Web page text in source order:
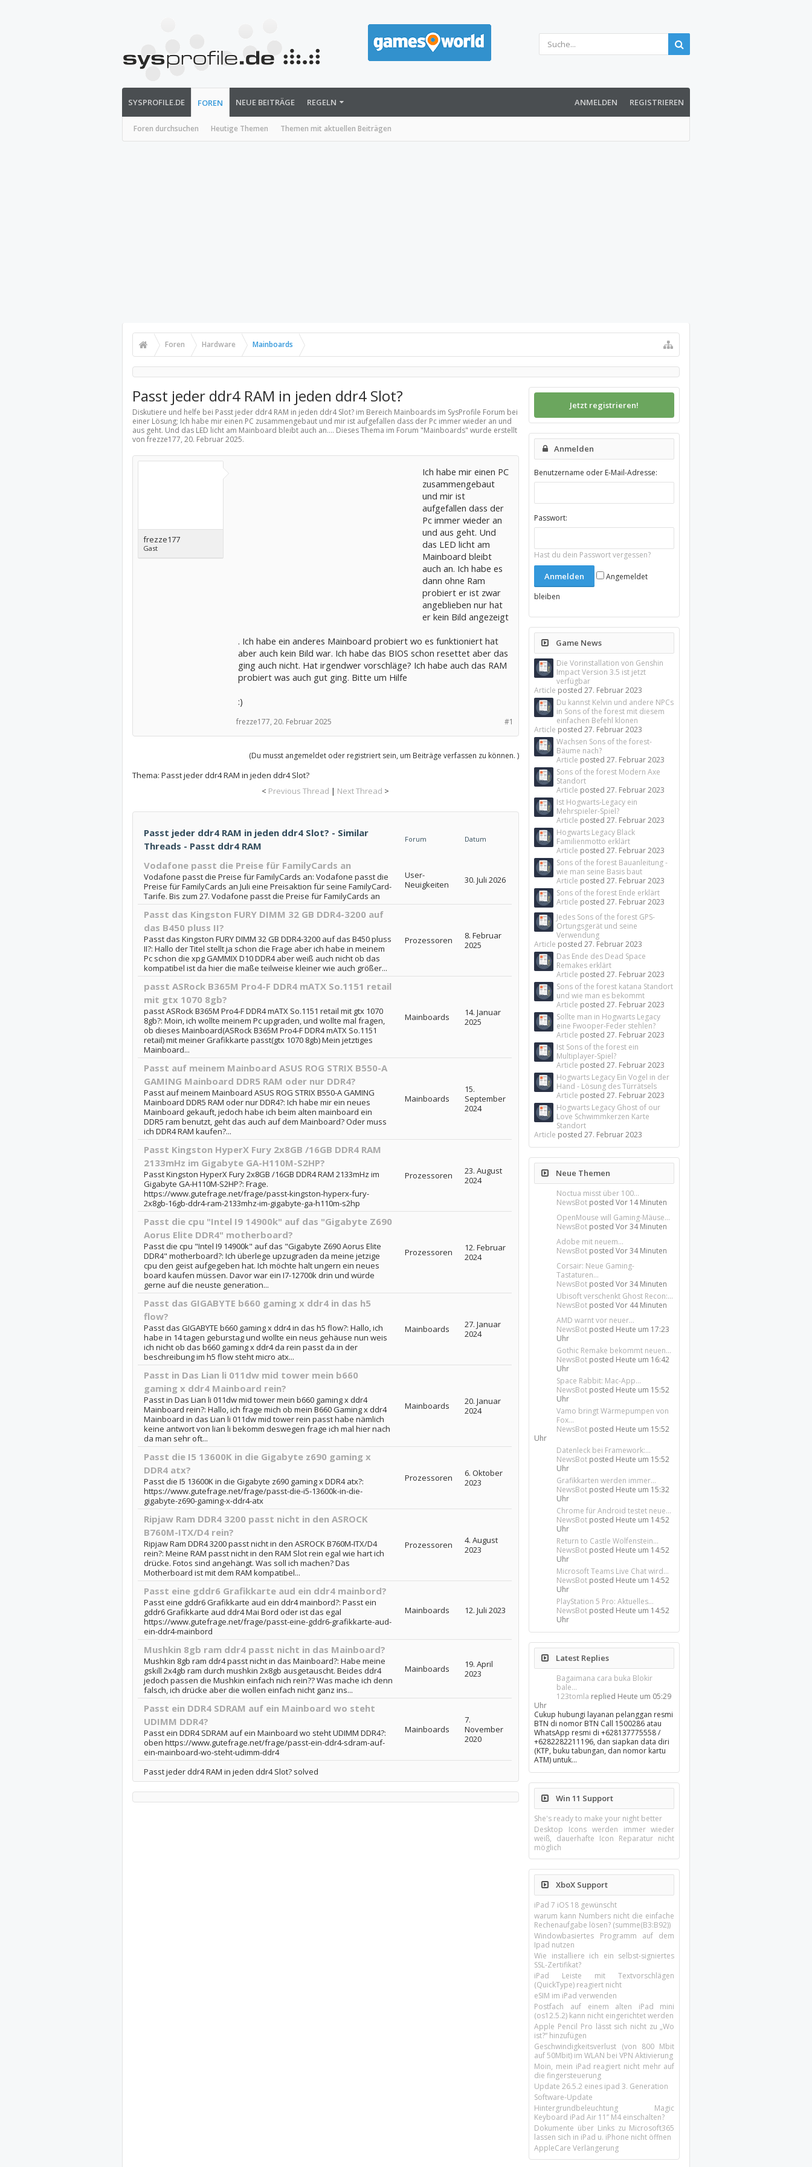
SYSPROFILE.DE FOREN
Foren durchsuchen Heutige Themen Themen mit aktuellen Beiträgen
NEUE BEITRÄGE REGELN ANMELDEN REGISTRIEREN
Foren Hardware Mainboards
Passt jeder ddr4 RAM in jeden ddr4 Slot?
Diskutiere und helfe bei Passt jeder ddr4 RAM in jeden ddr4 Slot? im Bereich Mainboardsim SysProfile Forum bei
einer Lösung; Ich habe mir einen PC zusammengebaut und mir ist aufgefallen dass der Pc immer wieder an und
aus geht. Und das LED licht am Mainboard bleibt auch an.... Dieses Thema im Forum "Mainboards" wurde erstellt
von frezze177, 20. Februar 2025.
frezze177
Gast
Ich habe mir einen PC
zusammengebaut
und mir ist
aufgefallen dass der
Pc immer wieder an
und aus geht. Und
das LED licht am
Mainboard bleibt
auch an. Ich habe es
dann ohne Ram
probiert er ist zwar
angeblieben nur hat
er kein Bild angezeigt
. Ich habe ein anderes Mainboard probiert wo es funktioniert hat
aber auch kein Bild war. Ich habe das BIOS schon resettet aber das
ging auch nicht. Hat irgendwer vorschläge? Ich habe auch das RAM
probiert was auch gut ging. Bitte um Hilfe
:)
#1
frezze177, 20. Februar 2025
(Du musst angemeldet oder registriert sein, um Beiträge verfassen zu können. )
Thema: Passt jeder ddr4 RAM in jeden ddr4 Slot?
< Previous Thread | Next Thread >
Passt jeder ddr4 RAM in jeden ddr4 Slot? - Similar
Threads - Passt ddr4 RAM
Forum Datum
Vodafone passt die Preise für FamilyCards an
Vodafone passt die Preise für FamilyCards an: Vodafone passt die
Preise für FamilyCards an Juli eine Preisaktion für seine FamilyCard-
Tarife. Bis zum 27. Vodafone passt die Preise für FamilyCards an
User-
Neuigkeiten
30. Juli 2026
Passt das Kingston FURY DIMM 32 GB DDR4-3200 auf
das B450 pluss II?
Passt das Kingston FURY DIMM 32 GB DDR4-3200 auf das B450 pluss
II?: Hallo der Titel stellt ja schon die Frage aber ich habe in meinem
Pc schon die xpg GAMMIX D10 DDR4 aber weiß auch nicht ob das
kompatibel ist da hier die maße teilweise kleiner wie auch größer...
Prozessoren
8. Februar
2025
passt ASRock B365M Pro4-F DDR4 mATX So.1151 retail
mit gtx 1070 8gb?
passt ASRock B365M Pro4-F DDR4 mATX So.1151 retail mit gtx 1070
8gb?: Moin, ich wollte meinem Pc upgraden, und wollte mal fragen,
ob dieses Mainboard(ASRock B365M Pro4-F DDR4 mATX So.1151
retail) mit meiner Grafikkarte passt(gtx 1070 8gb) Mein jetztiges
Mainboard...
Mainboards
14. Januar
2025
Passt auf meinem Mainboard ASUS ROG STRIX B550-A
GAMING Mainboard DDR5 RAM oder nur DDR4?
Passt auf meinem Mainboard ASUS ROG STRIX B550-A GAMING
Mainboard DDR5 RAM oder nur DDR4?: Ich habe mir ein neues
Mainboard gekauft, jedoch habe ich beim alten mainboard ein
DDR5 ram benutzt, geht das auch auf dem Mainboard? Oder muss
ich DDR4 RAM kaufen?...
Mainboards
15.
September
2024
Passt Kingston HyperX Fury 2x8GB /16GB DDR4 RAM
2133mHz im Gigabyte GA-H110M-S2HP?
Passt Kingston HyperX Fury 2x8GB /16GB DDR4 RAM 2133mHz im
Gigabyte GA-H110M-S2HP?: Frage.
https://www.gutefrage.net/frage/passt-kingston-hyperx-fury-
2x8gb-16gb-ddr4-ram-2133mhz-im-gigabyte-ga-h110m-s2hp
Prozessoren
23. August
2024
Passt die cpu "Intel I9 14900k" auf das "Gigabyte Z690
Aorus Elite DDR4" motherboard?
Passt die cpu "Intel I9 14900k" auf das "Gigabyte Z690 Aorus Elite
DDR4" motherboard?: Ich überlege upzugraden da meine jetzige
cpu den geist aufgegeben hat. Ich möchte halt ungern ein neues
board kaufen müssen. Davor war ein I7-12700k drin und würde
gerne auf die neuste generation...
Prozessoren
12. Februar
2024
Passt das GIGABYTE b660 gaming x ddr4 in das h5
flow?
Passt das GIGABYTE b660 gaming x ddr4 in das h5 flow?: Hallo, ich
habe in 14 tagen geburstag und wollte ein neus gehäuse nun weis
ich nicht ob das b660 gaming x ddr4 da rein passt da in der
beschreibung im h5 flow steht micro atx...
Mainboards
27. Januar
2024
Passt in Das Lian li 011dw mid tower mein b660
gaming x ddr4 Mainboard rein?
Passt in Das Lian li 011dw mid tower mein b660 gaming x ddr4
Mainboard rein?: Hallo, ich frage mich ob mein B660 Gaming x ddr4
Mainboard in das Lian li 011dw mid tower rein passt habe nämlich
keine antwort von lian li bekomm deswegen frage ich mal hier nach
da man sehr oft...
Mainboards
20. Januar
2024
Passt die I5 13600K in die Gigabyte z690 gaming x
DDR4 atx?
Passt die I5 13600K in die Gigabyte z690 gaming x DDR4 atx?:
https://www.gutefrage.net/frage/passt-die-i5-13600k-in-die-
gigabyte-z690-gaming-x-ddr4-atx
Prozessoren
6. Oktober
2023
Ripjaw Ram DDR4 3200 passt nicht in den ASROCK
B760M-ITX/D4 rein?
Ripjaw Ram DDR4 3200 passt nicht in den ASROCK B760M-ITX/D4
rein?: Meine RAM passt nicht in den RAM Slot rein egal wie hart ich
drücke. Fotos sind angehängt. Was soll ich machen? Das
Motherboard ist mit dem RAM kompatibel...
Prozessoren
4. August
2023
Passt eine gddr6 Grafikkarte aud ein ddr4 mainbord?
Passt eine gddr6 Grafikkarte aud ein ddr4 mainbord?: Passt ein
gddr6 Grafikkarte aud ddr4 Mai Bord oder ist das egal
https://www.gutefrage.net/frage/passt-eine-gddr6-grafikkarte-aud-
ein-ddr4-mainbord
Mainboards 12. Juli 2023
Mushkin 8gb ram ddr4 passt nicht in das Mainboard?
Mushkin 8gb ram ddr4 passt nicht in das Mainboard?: Habe meine
gskill 2x4gb ram durch mushkin 2x8gb ausgetauscht. Beides ddr4
jedoch passen die Mushkin einfach nich rein?? Was mache ich denn
falsch, ich drücke aber die wollen einfach nicht ganz ins...
Mainboards
19. April
2023
Passt ein DDR4 SDRAM auf ein Mainboard wo steht
UDIMM DDR4?
Passt ein DDR4 SDRAM auf ein Mainboard wo steht UDIMM DDR4?:
oben https://www.gutefrage.net/frage/passt-ein-ddr4-sdram-auf-
ein-mainboard-wo-steht-udimm-ddr4
Mainboards
7.
November
2020
Passt jeder ddr4 RAM in jeden ddr4 Slot? solved
Jetzt registrieren!
Anmelden
Benutzername oder E-Mail-Adresse:
Passwort:
Hast du dein Passwort vergessen?
Angemeldet
bleiben
Game News
Die Vorinstallation von Genshin
Impact Version 3.5 ist jetzt
verfügbar
Article posted27. Februar 2023
Du kannst Kelvin und andere NPCs
in Sons of the forest mit diesem
einfachen Befehl klonen
Article posted27. Februar 2023
Wachsen Sons of the forest-
Bäume nach?
Article posted27. Februar 2023
Sons of the forest Modern Axe
Standort
Article posted27. Februar 2023
Ist Hogwarts-Legacy ein
Mehrspieler-Spiel?
Article posted27. Februar 2023
Hogwarts Legacy Black
Familienmotto erklärt
Article posted27. Februar 2023
Sons of the forest Bauanleitung -
wie man seine Basis baut
Article posted27. Februar 2023
Sons of the forest Ende erklärt
Article posted27. Februar 2023
Jedes Sons of the forest GPS-
Ortungsgerät und seine
Verwendung
Article posted27. Februar 2023
Das Ende des Dead Space
Remakes erklärt
Article posted27. Februar 2023
Sons of the forest katana Standort
und wie man es bekommt
Article posted27. Februar 2023
Sollte man in Hogwarts Legacy
eine Fwooper-Feder stehlen?
Article posted27. Februar 2023
Ist Sons of the forest ein
Multiplayer-Spiel?
Article posted27. Februar 2023
Hogwarts Legacy Ein Vogel in der
Hand - Lösung des Türrätsels
Article posted27. Februar 2023
Hogwarts Legacy Ghost of our
Love Schwimmkerzen Karte
Standort
Article posted27. Februar 2023
Neue Themen
Noctua misst über 100...
NewsBot postedVor 14 Minuten
OpenMouse will Gaming-Mäuse...
NewsBot postedVor 34 Minuten
Adobe mit neuem...
NewsBot postedVor 34 Minuten
Corsair: Neue Gaming-
Tastaturen...
NewsBot postedVor 34 Minuten
Ubisoft verschenkt Ghost Recon:...
NewsBot postedVor 44 Minuten
AMD warnt vor neuer...
NewsBot posted Heute um 17:23
Uhr
Gothic Remake bekommt neuen...
NewsBot posted Heute um 16:42
Uhr
Space Rabbit: Mac-App...
NewsBot posted Heute um 15:52
Uhr
Vamo bringt Wärmepumpen von
Fox...
NewsBot posted Heute um 15:52
Uhr
Datenleck bei Framework:...
NewsBot posted Heute um 15:52
Uhr
Grafikkarten werden immer...
NewsBot posted Heute um 15:32
Uhr
Chrome für Android testet neue...
NewsBot posted Heute um 14:52
Uhr
Return to Castle Wolfenstein...
NewsBot posted Heute um 14:52
Uhr
Microsoft Teams Live Chat wird...
NewsBot posted Heute um 14:52
Uhr
PlayStation 5 Pro: Aktuelles...
NewsBot posted Heute um 14:52
Uhr
Latest Replies
Bagaimana cara buka Blokir
bale...
123tomla replied Heute um 05:29
Uhr
Cukup hubungi layanan pelanggan resmi
BTN di nomor BTN Call 1500286 atau
WhatsApp resmi di +628137775558 /
+6282282211196, dan siapkan data diri
(KTP, buku tabungan, dan nomor kartu
ATM) untuk…
Win 11 Support
She's ready to make your night better
Desktop Icons werden immer wieder
weiß, dauerhafte Icon Reparatur nicht
möglich
XboX Support
iPad 7 iOS 18 gewünscht
warum kann Numbers nicht die einfache
Rechenaufgabe lösen? (summe(B3:B92))
Windowbasiertes Programm auf dem
Ipad nutzen
Wie installiere ich ein selbst-signiertes
SSL-Zertifikat?
iPad Leiste mit Textvorschlägen
(QuickType) reagiert nicht
eSIM im iPad verwenden
Postfach auf einem alten iPad mini
(os12.5.2) kann nicht eingerichtet werden
Apple Pencil Pro lässt sich nicht zu „Wo
ist?“ hinzufügen
Geschwindigkeitsverlust (von 800 Mbit
auf 50Mbit) im WLAN bei VPN Aktivierung
Moin, mein iPad reagiert nicht mehr auf
die fingersteuerung
Update 26.5.2 eines ipad 3. Generation
Software-Update
Hintergrundbeleuchtung Magic
Keyboard iPad Air 11’’ M4 einschalten?
Dokumente über Links zu Microsoft365
lassen sich in iPad u. iPhone nicht öffnen
AppleCare Verlängerung